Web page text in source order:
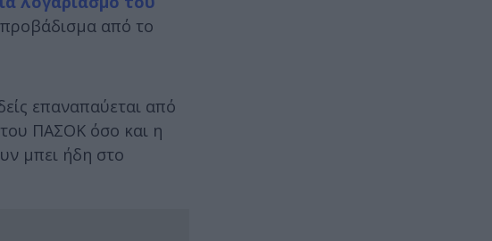
από το
επαναπαύεται από
του ΠΑΣΟΚ όσο και η
μπει ήδη στο